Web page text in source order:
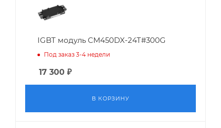
IGBT модуль CM450DX-24T#300G
Под заказ 3-4 недели
17 300 ₽
В КОРЗИНУ